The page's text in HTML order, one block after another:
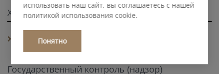
Художники-ювелиры
Художники-ювелиры
Государственный контроль (надзор)
использовать наш сайт, вы соглашаетесь с нашей
политикой использования cookie.
Понятно